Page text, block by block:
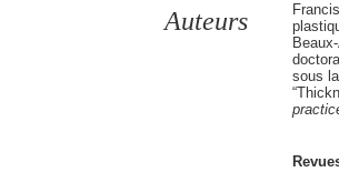
Auteurs
sous